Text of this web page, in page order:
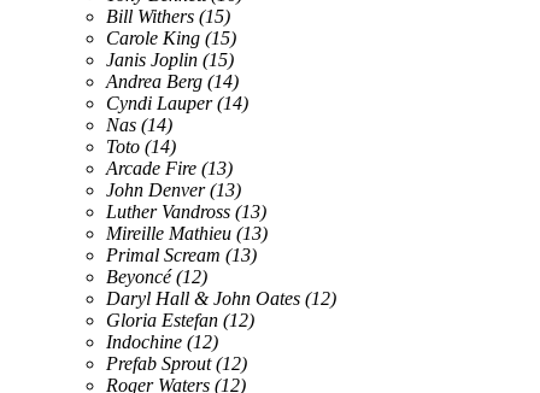
Bill Withers (15)
Carole King (15)
Janis Joplin (15)
Andrea Berg (14)
Cyndi Lauper (14)
Nas (14)
Toto (14)
Arcade Fire (13)
John Denver (13)
Luther Vandross (13)
Mireille Mathieu (13)
Primal Scream (13)
Beyoncé (12)
Daryl Hall & John Oates (12)
Gloria Estefan (12)
Indochine (12)
Prefab Sprout (12)
Roger Waters (12)